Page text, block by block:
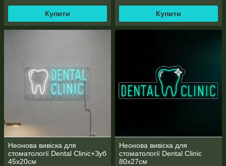
Купити Купити
Неонова вивіска для
стоматології Dental Clinic+Зуб
45х20см
Неонова вивіска для
стоматології Dental Clinic
80х27см